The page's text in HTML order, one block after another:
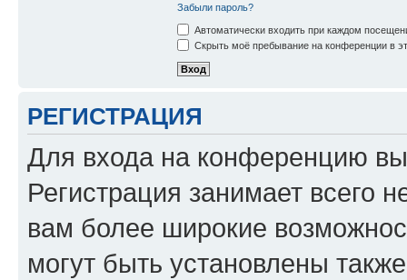
Забыли пароль?
Автоматически входить при каждом
Скрыть моё пребывание на конференции в
РЕГИСТРАЦИЯ
Для входа на конференцию
Регистрация занимает всего
вам более широкие
могут быть установлены